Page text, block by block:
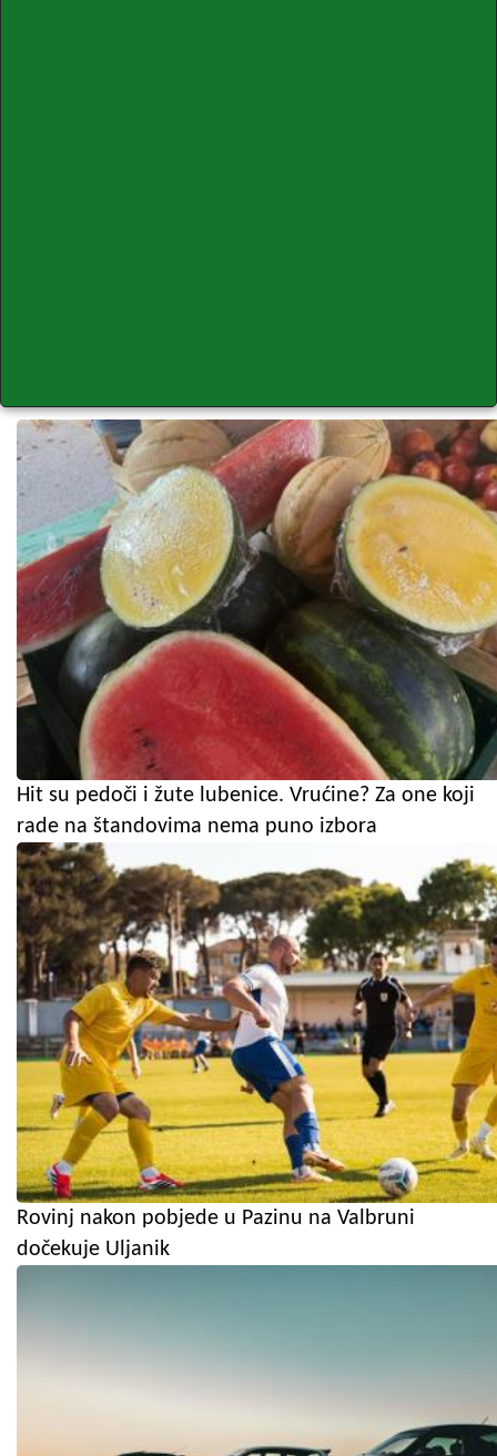
Hit su pedoči i žute lubenice. Vrućine? Za one koji
rade na štandovima nema puno izbora
Rovinj nakon pobjede u Pazinu na Valbruni
dočekuje Uljanik